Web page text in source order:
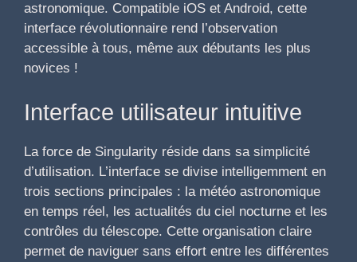
astronomique. Compatible iOS et Android, cette
interface révolutionnaire rend l’observation
accessible à tous, même aux débutants les plus
novices !
Interface utilisateur intuitive
La force de Singularity réside dans sa simplicité
d’utilisation. L’interface se divise intelligemment en
trois sections principales : la météo astronomique
en temps réel, les actualités du ciel nocturne et les
contrôles du télescope. Cette organisation claire
permet de naviguer sans effort entre les différentes